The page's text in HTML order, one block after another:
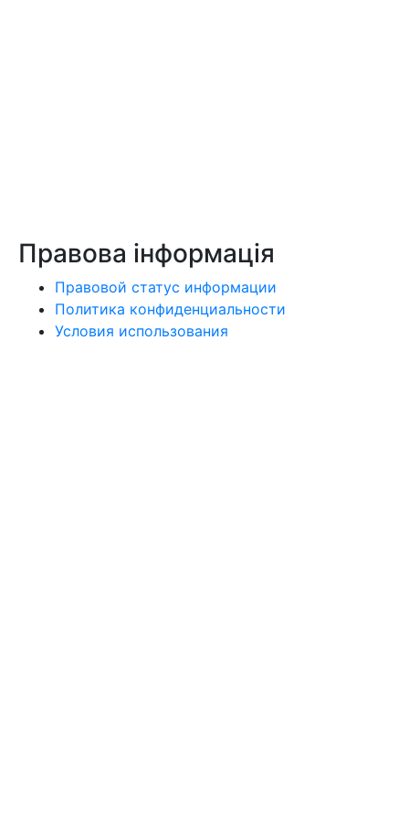
Правова інформація
Правовой статус информации
Политика конфиденциальности
Условия использования